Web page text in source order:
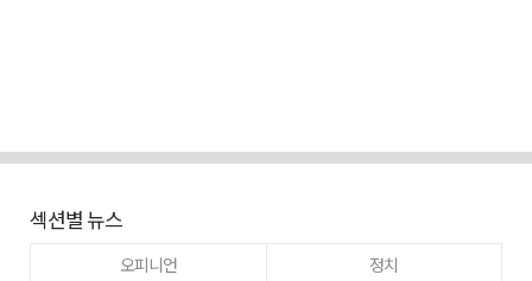
섹션별 뉴스
오피니언
정치